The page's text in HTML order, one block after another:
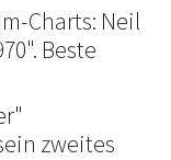
Charts: Neil
Beste
zweites